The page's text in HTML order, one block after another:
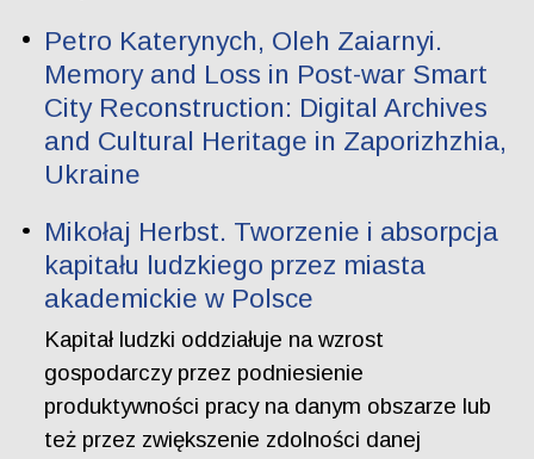
Petro Katerynych, Oleh Zaiarnyi.
Memory and Loss in Post-war Smart
City Reconstruction: Digital Archives
and Cultural Heritage in Zaporizhzhia,
Ukraine
Mikołaj Herbst. Tworzenie i absorpcja
kapitału ludzkiego przez miasta
akademickie w Polsce
Kapitał ludzki oddziałuje na wzrost
gospodarczy przez podniesienie
produktywności pracy na danym obszarze lub
też przez zwiększenie zdolności danej